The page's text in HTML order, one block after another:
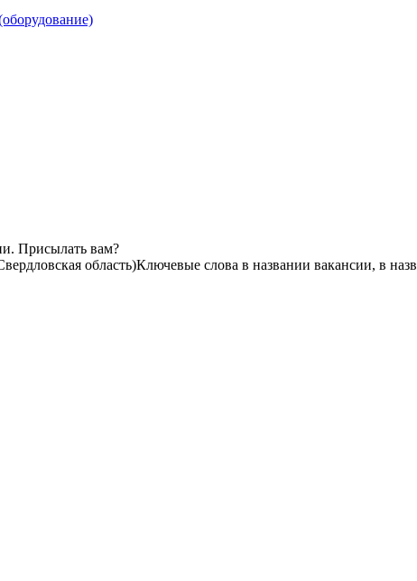
Присылать вам?
область)Ключевые слова в названии вакансии, в